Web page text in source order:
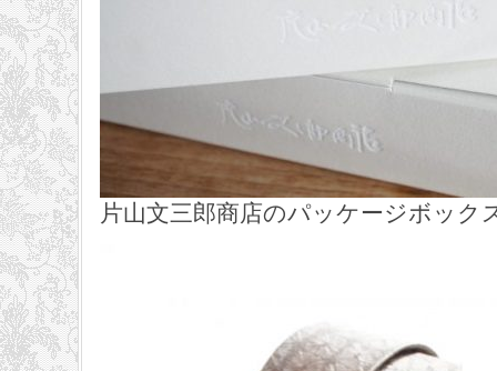
片山文三郎商店のパッケージボック